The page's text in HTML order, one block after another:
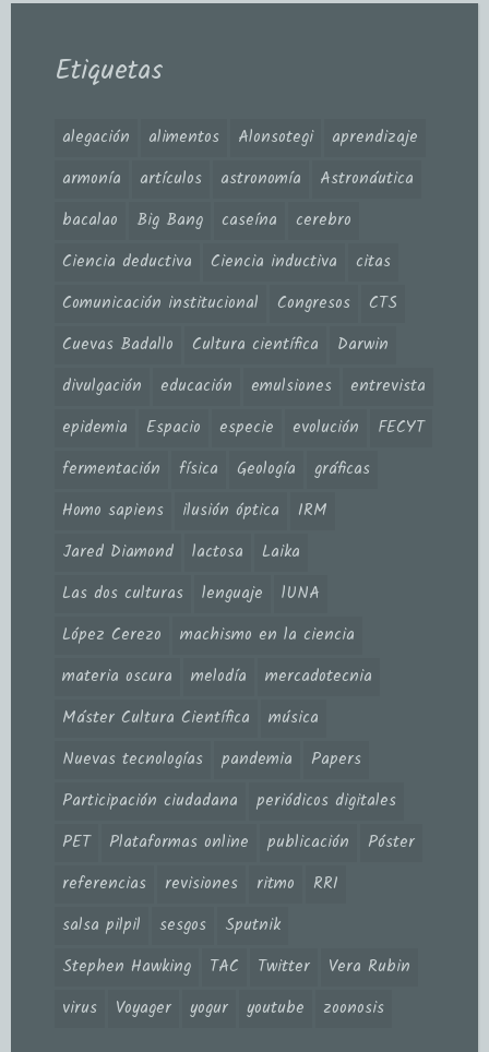
Etiquetas
alegación alimentos Alonsotegi
aprendizaje
armonía
artículos astronomía
Astronáutica
bacalao
Big Bang caseína
cerebro
Ciencia deductiva
Ciencia inductiva
citas
Comunicación institucional
Congresos
CTS
Cuevas Badallo
Cultura científica
Darwin
divulgación
educación emulsiones
entrevista
epidemia
Espacio especie evolución
FECYT
fermentación
física Geología
gráficas
Homo sapiens
ilusión óptica
IRM
Jared Diamond
lactosa
Laika
Las dos culturas
lenguaje
lUNA
López Cerezo
machismo en la ciencia
materia oscura
melodía
mercadotecnia
Máster Cultura Científica
música
Nuevas tecnologías
pandemia
Papers
Participación ciudadana
periódicos digitales
PET
Plataformas online publicación
Póster
referencias
revisiones ritmo
RRI
salsa pilpil
sesgos
Sputnik
Stephen Hawking
TAC Twitter
Vera Rubin
virus
Voyager yogur youtube zoonosis